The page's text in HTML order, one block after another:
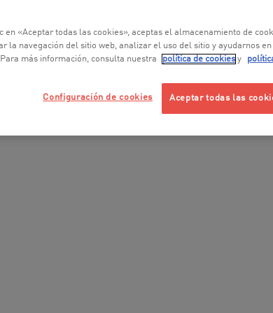
en «Aceptar todas las cookies», aceptas el almacenamiento de
la navegación del sitio web, analizar el uso del sitio y ayudarnos
más información, consulta nuestra
política de cookies y
Aceptar todas las
Configuración de cookies